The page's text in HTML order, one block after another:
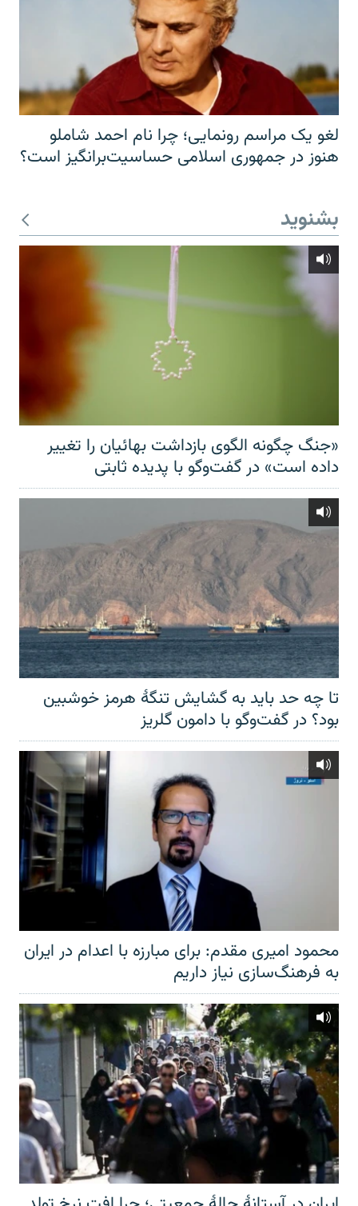
لغو یک مراسم رونمایی؛ چرا نام احمد شاملو
هنوز در جمهوری اسلامی حساسیت‌برانگیز است؟
بشنوید
«جنگ چگونه الگوی بازداشت بهائیان را تغییر
داده است» در گفت‌وگو با پدیده ثابتی
تا چه حد باید به گشایش تنگهٔ هرمز خوشبین
بود؟ در گفت‌وگو با دامون گلریز
محمود امیری مقدم: برای مبارزه با اعدام در ایران
به فرهنگ‌سازی نیاز داریم